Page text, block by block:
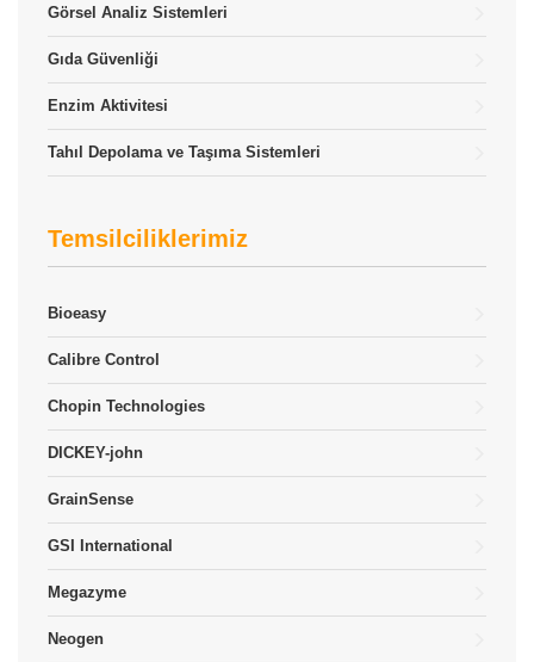
Görsel Analiz Sistemleri
Gıda Güvenliği
Enzim Aktivitesi
Tahıl Depolama ve Taşıma Sistemleri
Temsilciliklerimiz
Bioeasy
Calibre Control
Chopin Technologies
DICKEY-john
GrainSense
GSI International
Megazyme
Neogen